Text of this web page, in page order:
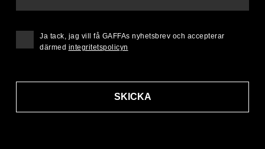
SKICKA
Ja tack, jag vill få GAFFAs nyhetsbrev och accepterar
därmed integritetspolicyn